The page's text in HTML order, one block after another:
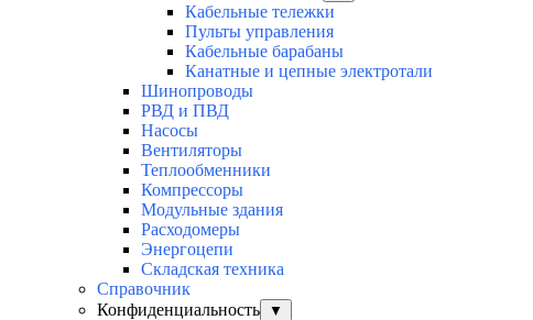
Кабельные тележки
Пульты управления
Кабельные барабаны
Канатные и цепные электротали
Шинопроводы
РВД и ПВД
Насосы
Вентиляторы
Теплообменники
Компрессоры
Модульные здания
Расходомеры
Энергоцепи
Складская техника
Справочник
Конфиденциальность
▼